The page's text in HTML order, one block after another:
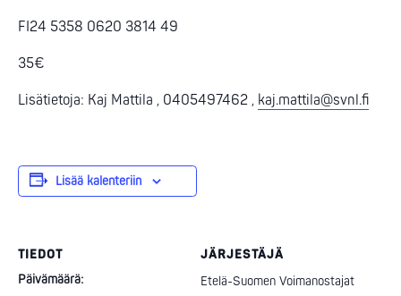
FI24 5358 0620 3814 49
35€
Lisätietoja: Kaj Mattila , 0405497462 , kaj.mattila@svnl.fi
Lisää kalenteriin
TIEDOT
Päivämäärä:
JÄRJESTÄJÄ
Etelä-Suomen Voimanostajat